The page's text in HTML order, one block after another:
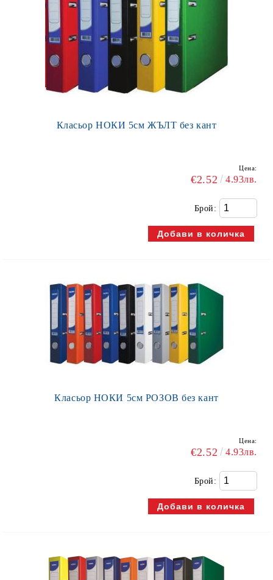
Класьор НОКИ 5см ЖЪЛТ без кант
Цена:
€2.52 4.93лв.
Брой:
Класьор НОКИ 5см РОЗОВ без кант
Цена:
€2.52 4.93лв.
Брой: